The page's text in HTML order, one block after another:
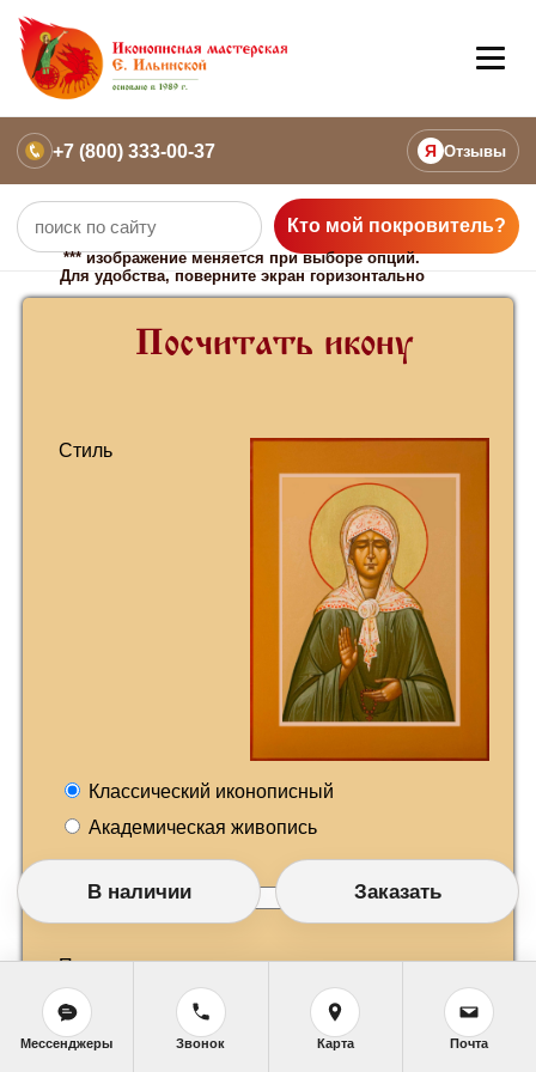
+7 (800) 333-00-37 Я Отзывы
Кто мой покровитель?
Посчитать икону
Стиль
Классический иконописный
Академическая живопись
Размер
Позолота
В наличии Заказать
Мессенджеры Звонок Карта Почта